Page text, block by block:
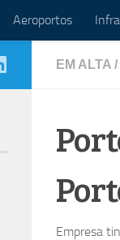
Aeroportos
EM ALTA /
Empresa